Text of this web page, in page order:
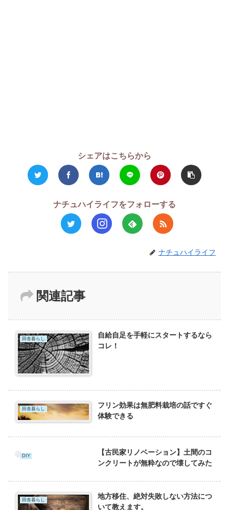
シェアはこちらから
ナチュハイライフをフォローする
ナチュハイライフ
関連記事
田舎暮らし
自給自足を手軽にスタートするなら
コレ！
田舎暮らし
フリン効果は無肥料栽培の話ですぐ
体験できる
DIY
【古民家リノベーション】土間のコ
ンクリートが無粋なので壊してみた
田舎暮らし
地方移住、絶対失敗しない方法につ
いて教えます。